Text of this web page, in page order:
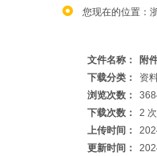
您现在的位置：
文件名称：
附
下载分类：
资
浏览次数：
下载次数：
2 次
上传时间：
更新时间：